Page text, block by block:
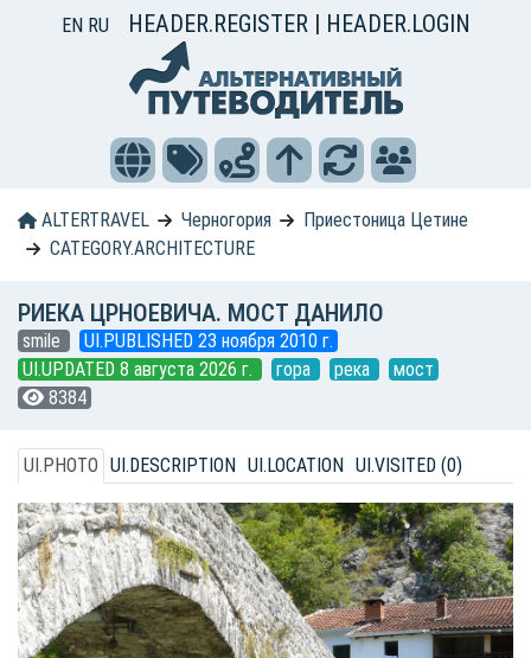
EN RU HEADER.REGISTER | HEADER.LOGIN
ALTERTRAVEL Черногория
Приестоница Цетине
CATEGORY.ARCHITECTURE
РИЕКА ЦРНОЕВИЧА. МОСТ ДАНИЛО
smile
UI.PUBLISHED 23 ноября 2010 г.
UI.UPDATED 8 августа 2026 г.
гора река
мост
8384
UI.PHOTO UI.DESCRIPTION UI.LOCATION UI.VISITED (0)